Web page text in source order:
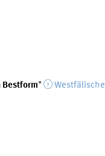
Bestform"
Westfälische